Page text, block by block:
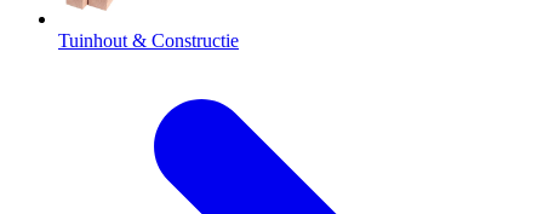
Tuinhout & Constructie